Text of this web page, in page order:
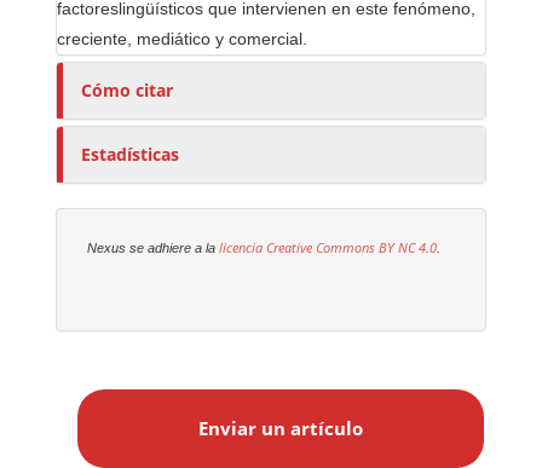
factoreslingüísticos que intervienen en este fenómeno,
creciente, mediático y comercial.
Cómo citar
Estadísticas
Nexus se adhiere a lalicencia Creative CommonsBY NC 4.0
Enviar un artículo